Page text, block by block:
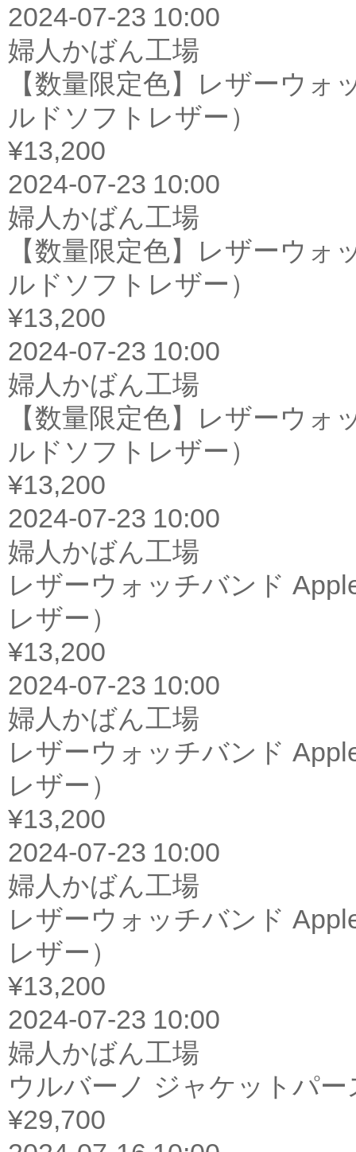
2024-07-23 10:00
婦人かばん工場
【数量限定色】レザーウ
ルドソフトレザー）
¥13,200
2024-07-23 10:00
婦人かばん工場
【数量限定色】レザーウ
ルドソフトレザー）
¥13,200
2024-07-23 10:00
婦人かばん工場
【数量限定色】レザーウ
ルドソフトレザー）
¥13,200
2024-07-23 10:00
婦人かばん工場
レザーウォッチバンド
レザー）
¥13,200
2024-07-23 10:00
婦人かばん工場
レザーウォッチバンド
レザー）
¥13,200
2024-07-23 10:00
婦人かばん工場
レザーウォッチバンド
レザー）
¥13,200
2024-07-23 10:00
婦人かばん工場
ウルバーノ ジャケットパー
¥29,700